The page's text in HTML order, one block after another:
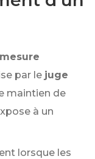
mesure
par le juge
maintien de
à un
lorsque les